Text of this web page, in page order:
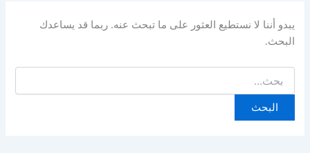
يبدو أننا لا نستطيع العثور على ما تبحث عنه. ربما قد يساعدك
البحث.